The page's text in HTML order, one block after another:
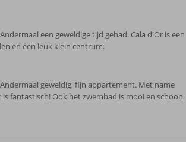
een geweldige tijd gehad. Cala d'Or is een
en een leuk klein centrum.
geweldig, fijn appartement. Met name
fantastisch! Ook het zwembad is mooi en schoon